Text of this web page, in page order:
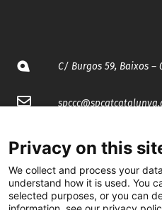
C/ Burgos 59, Baixos –
spccc@
@CGTCatalunya
Privacy on this
We collect and process your
understand how it is used. You
selected purposes, or you can